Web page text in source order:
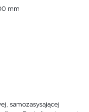
mm
samozasysającej